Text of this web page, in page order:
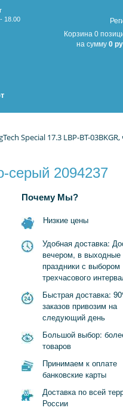
18.00
Корзина 0
на сумму 0
Special 17.3 LBP-BT-
серый 2094237
Почему Мы?
Низкие цены
Удобная доставка:
вечером, в выходные
праздники с выбором
трехчасового
Быстрая доставка:
заказов привозим на
следующий день
Большой выбор:
товаров
Принимаем к оплате
банковские карты
Доставка по всей
России